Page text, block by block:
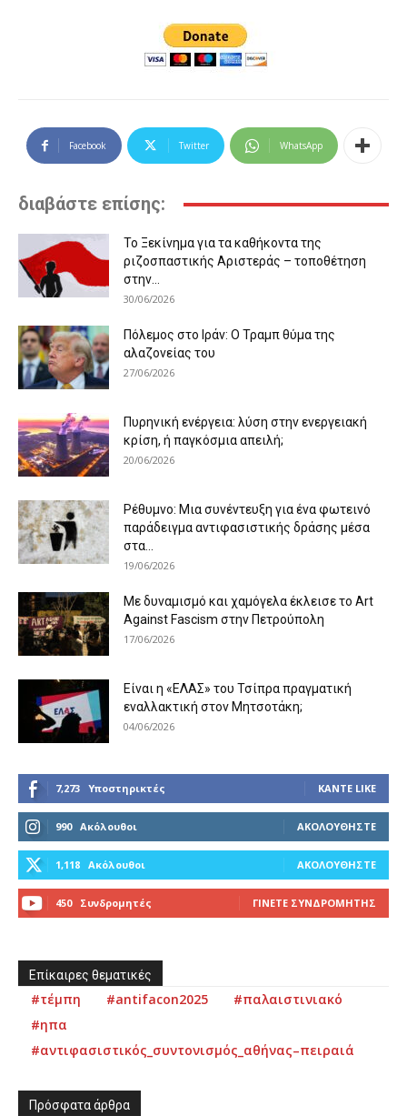
Facebook Twitter WhatsApp
διαβάστε επίσης:
Το Ξεκίνημα για τα καθήκοντα της
ριζοσπαστικής Αριστεράς – τοποθέτηση
στην...
30/06/2026
Πόλεμος στο Ιράν: Ο Τραμπ θύμα της
αλαζονείας του
27/06/2026
Πυρηνική ενέργεια: λύση στην ενεργειακή
κρίση, ή παγκόσμια απειλή;
20/06/2026
Ρέθυμνο: Μια συνέντευξη για ένα φωτεινό
παράδειγμα αντιφασιστικής δράσης μέσα
στα...
19/06/2026
Με δυναμισμό και χαμόγελα έκλεισε το Art
Against Fascism στην Πετρούπολη
17/06/2026
Είναι η «ΕΛΑΣ» του Τσίπρα πραγματική
εναλλακτική στον Μητσοτάκη;
04/06/2026
7,273 Υποστηρικτές ΚΆΝΤΕ LIKE
990 Ακόλουθοι ΑΚΟΛΟΥΘΉΣΤΕ
1,118 Ακόλουθοι ΑΚΟΛΟΥΘΉΣΤΕ
450 Συνδρομητές ΓΊΝΕΤΕ ΣΥΝΔΡΟΜΗΤΉΣ
Επίκαιρες θεματικές
#τέμπη #antifacon2025
#παλαιστινιακό
#ηπα
#αντιφασιστικός_συντονισμός_αθήνας–πειραιά
Πρόσφατα άρθρα